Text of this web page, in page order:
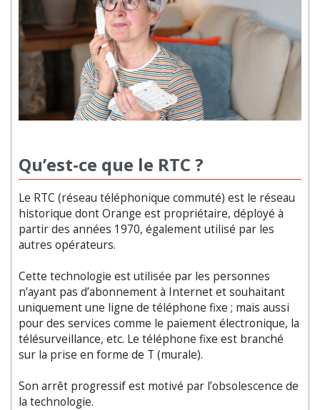
Qu’est-ce que le RTC ?
Le RTC (réseau téléphonique commuté) est le réseau
historique dont Orange est propriétaire, déployé à
partir des années 1970, également utilisé par les
autres opérateurs.
Cette technologie est utilisée par les personnes
n’ayant pas d’abonnement à Internet et souhaitant
uniquement une ligne de téléphone fixe ; mais aussi
pour des services comme le paiement électronique, la
télésurveillance, etc. Le téléphone fixe est branché
sur la prise en forme de T (murale).
Son arrêt progressif est motivé par l’obsolescence de
la technologie.